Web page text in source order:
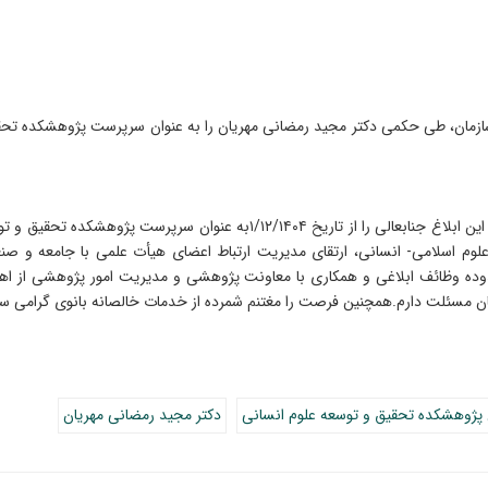
طی حکمی دکتر مجید رمضانی مهریان را به عنوان سرپرست پژوهشکده
با عنایت به تعهد و شایستگی‌های علمی و تخصصی، به موجب این ابلاغ
اسلامی- انسانی، ارتقای مدیریت ارتباط اعضای هیأت علمی با
وظائف ابلاغی و همکاری با معاونت پژوهشی و مدیریت امور پژوهشی از
دارم.همچنین فرصت را مغتنم شمرده از خدمات خالصانه بانوی گرامی
تحقیق و توسعه علوم انسانی دکتر مجید رمضانی مهریان